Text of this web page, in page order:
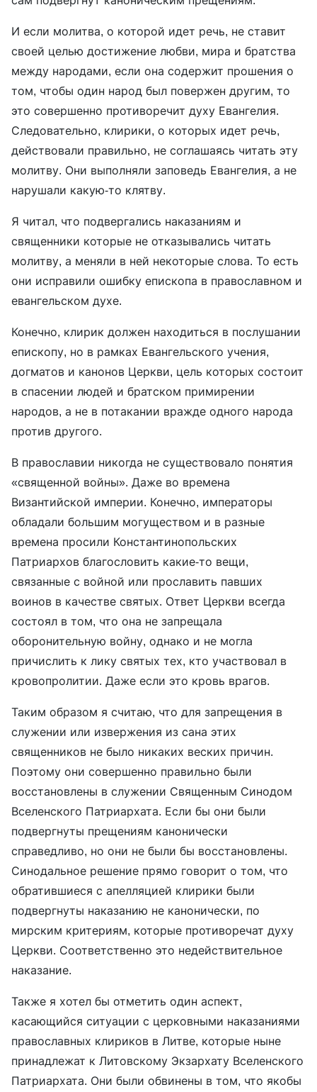
И если молитва, о которой идет речь, не ставит
своей целью достижение любви, мира и братства
между народами, если она содержит прошения о
том, чтобы один народ был повержен другим, то
это совершенно противоречит духу Евангелия.
Следовательно, клирики, о которых идет речь,
действовали правильно, не соглашаясь читать эту
молитву. Они выполняли заповедь Евангелия, а не
нарушали какую-то клятву.
Я читал, что подвергались наказаниям и
священники которые не отказывались читать
молитву, а меняли в ней некоторые слова. То есть
они исправили ошибку епископа в православном и
евангельском духе.
Конечно, клирик должен находиться в послушании
епископу, но в рамках Евангельского учения,
догматов и канонов Церкви, цель которых состоит
в спасении людей и братском примирении
народов, а не в потакании вражде одного народа
против другого.
В православии никогда не существовало понятия
«священной войны». Даже во времена
Византийской империи. Конечно, императоры
обладали большим могуществом и в разные
времена просили Константинопольских
Патриархов благословить какие-то вещи,
связанные с войной или прославить павших
воинов в качестве святых. Ответ Церкви всегда
состоял в том, что она не запрещала
оборонительную войну, однако и не могла
причислить к лику святых тех, кто участвовал в
кровопролитии. Даже если это кровь врагов.
Таким образом я считаю, что для запрещения в
служении или извержения из сана этих
священников не было никаких веских причин.
Поэтому они совершенно правильно были
восстановлены в служении Священным Синодом
Вселенского Патриархата. Если бы они были
подвергнуты прещениям канонически
справедливо, но они не были бы восстановлены.
Синодальное решение прямо говорит о том, что
обратившиеся с апелляцией клирики были
подвергнуты наказанию не канонически, по
мирским критериям, которые противоречат духу
Церкви. Соответственно это недействительное
наказание.
Также я хотел бы отметить один аспект,
касающийся ситуации с церковными наказаниями
православных клириков в Литве, которые ныне
принадлежат к Литовскому Экзархату Вселенского
Патриархата. Они были обвинены в том, что якобы